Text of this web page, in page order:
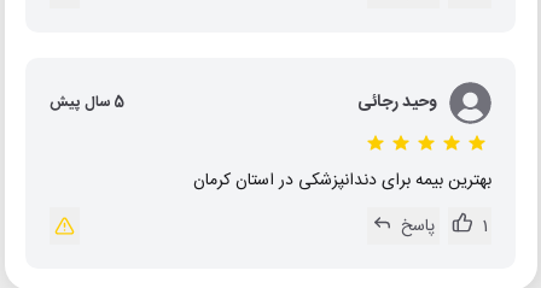
وحید رجائی 5 سال پیش
بهترین بیمه برای دندانپزشکی در استان کرمان
1
پاسخ